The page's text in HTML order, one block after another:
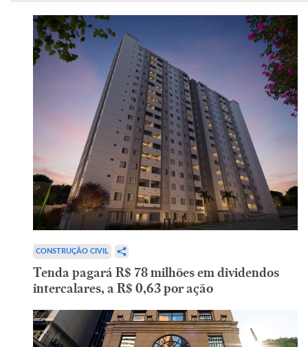
CONSTRUÇÃO CIVIL
Tenda pagará R$ 78 milhões em dividendos
intercalares, a R$ 0,63 por ação